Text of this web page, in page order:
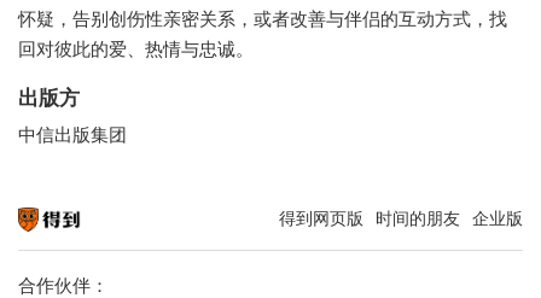
怀疑，告别创伤性亲密关系，或者改善与伴侣的互动方式，找
回对彼此的爱、热情与忠诚。
出版方
中信出版集团
得到网页版 时间的朋友 企业版
合作伙伴：